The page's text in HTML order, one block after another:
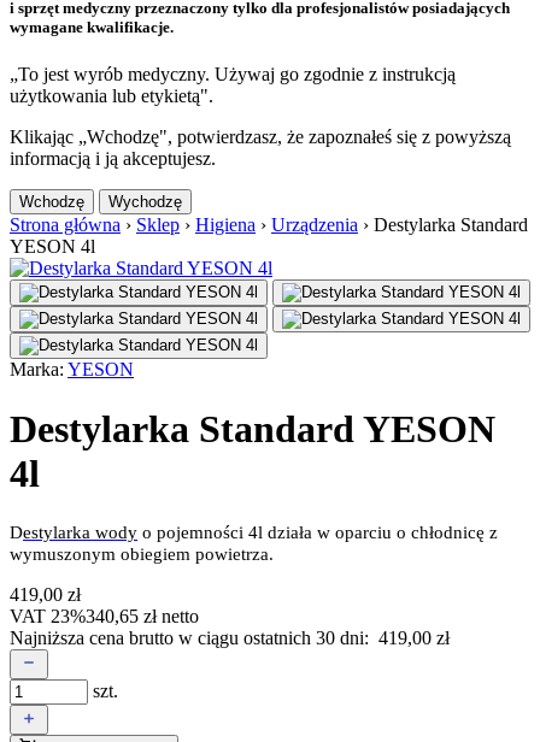
i sprzęt medyczny przeznaczony tylko dla profesjonalistów posiadających
wymagane kwalifikacje.
„To jest wyrób medyczny. Używaj go zgodnie z instrukcją
użytkowania lub etykietą".
Klikając „Wchodzę", potwierdzasz, że zapoznałeś się z powyższą
informacją i ją akceptujesz.
Wchodzę Wychodzę
Strona główna › Sklep › Higiena › Urządzenia › Destylarka Standard
YESON 4l
Marka: YESON
Destylarka Standard YESON
4l
Destylarka wody o pojemności 4l działa w oparciu o chłodnicę z
wymuszonym obiegiem powietrza.
419,00 zł
VAT 23%340,65 złnetto
Najniższa cena brutto w ciągu ostatnich 30 dni: 419,00 zł
szt.